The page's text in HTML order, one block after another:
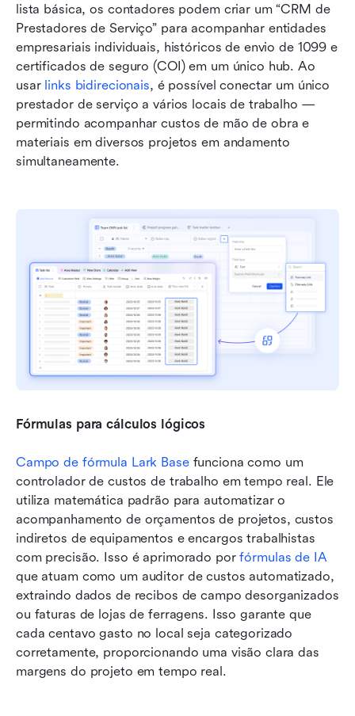
lista básica, os contadores podem criar um “CRM de
Prestadores de Serviço” para acompanhar entidades
empresariais individuais, históricos de envio de 1099 e
certificados de seguro (COI) em um único hub. Ao
usar links bidirecionais, é possível conectar um único
prestador de serviço a vários locais de trabalho —
permitindo acompanhar custos de mão de obra e
materiais em diversos projetos em andamento
simultaneamente.
Fórmulas para cálculos lógicos
Campo de fórmula Lark Base funciona como um
controlador de custos de trabalho em tempo real. Ele
utiliza matemática padrão para automatizar o
acompanhamento de orçamentos de projetos, custos
indiretos de equipamentos e encargos trabalhistas
com precisão. Isso é aprimorado por fórmulas de IA
que atuam como um auditor de custos automatizado,
extraindo dados de recibos de campo desorganizados
ou faturas de lojas de ferragens. Isso garante que
cada centavo gasto no local seja categorizado
corretamente, proporcionando uma visão clara das
margens do projeto em tempo real.